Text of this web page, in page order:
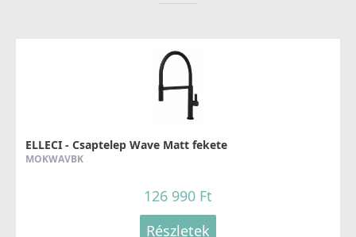
ELLECI - Csaptelep Wave Matt fekete
MOKWAVBK
126 990 Ft
Részletek